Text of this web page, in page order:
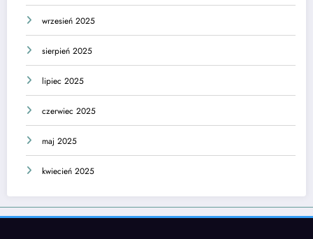
wrzesień 2025
sierpień 2025
lipiec 2025
czerwiec 2025
maj 2025
kwiecień 2025